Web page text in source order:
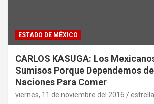
ESTADO DE MÉXICO
CARLOS KASUGA: Los
Sumisos Porque Dependemos
Naciones Para Comer
viernes, 11 de noviembre del 2016 estrella